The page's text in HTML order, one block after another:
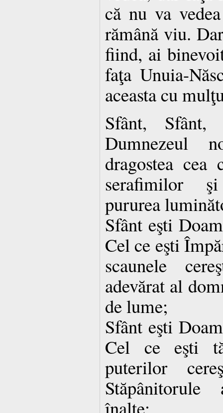
că nu va
rămână viu.
fiind, ai
faţa Unuia-
aceasta cu
Sfânt, Sfânt,
Dumnezeul
dragostea cea
serafimilor
pururea
Sfânt eşti
Cel ce eşti
scaunele
adevărat al
de lume;
Sfânt eşti
Cel ce eşti
puterilor
înalte;